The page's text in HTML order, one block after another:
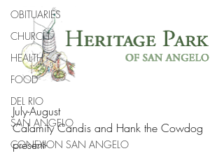
OBITUARIES
CHURCH
HEALTH
FOOD
DEL RIO
SAN ANGELO
CONEXION SAN ANGELO
July-August
Calamity Candis and Hank the Cowdog
present-